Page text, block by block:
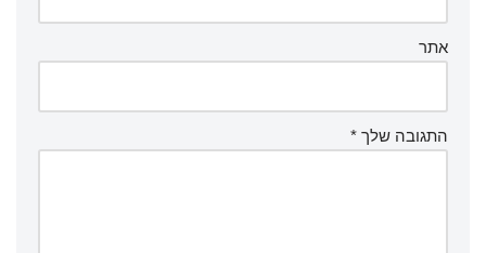
אתר
התגובה שלך *